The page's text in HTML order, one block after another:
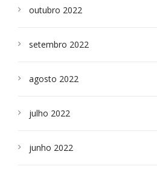
outubro 2022
setembro 2022
agosto 2022
julho 2022
junho 2022